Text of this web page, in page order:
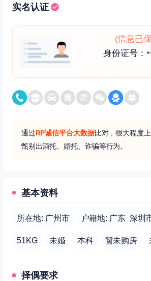
实名认证
(信息已
身份证号：
通过RP诚信平台大数据比对，很大程度
甑别出酒托、婚托、诈骗等行为。
基本资料
所在地: 广州市 户籍地: 广东 深圳
51KG 未婚 本科 暂未购房
择偶要求